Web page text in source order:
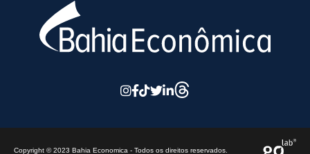
Copyright © 2023 Bahia Economica - Todos os direitos reservados.